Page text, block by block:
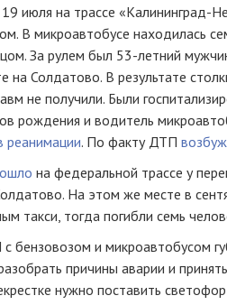
, 19 июля на трассе «Калининград-
В микроавтобусе находилась
За рулем был 53-летний
на Солдатово. В результате
не получили. Были
рождения и водитель
реанимации. По факту ДТП
на федеральной трассе у
На этом же месте в
такси, тогда погибли семь
бензовозом и микроавтобусом
причины аварии и
нужно поставить